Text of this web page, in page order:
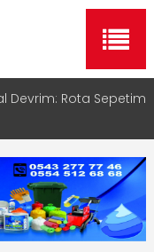
Devrim: Rota Sepetim
Makam Koltuğunu
Çocuklara Bıraktı
ve Yapay Zeka
Öne Çıkın
Rehberi Hizmete Girdi